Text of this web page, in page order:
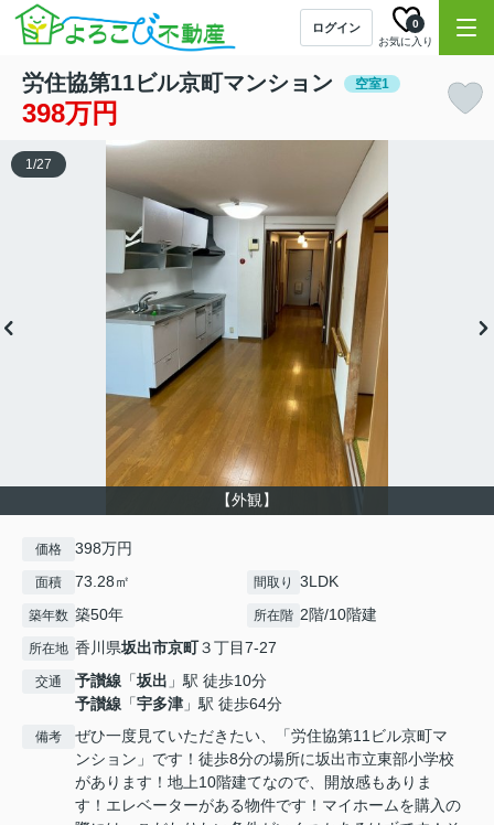
ログイン
お気に入り
0
労住協第11ビル京町マンション 空室1
398万円
【外観】
1/27
価格 398万円
面積 73.28㎡ 間取り 3LDK
築年数 築50年 所在階 2階/10階建
所在地 香川県坂出市京町３丁目7-27
交通 予讃線 「坂出 」駅 徒歩10分
予讃線 「宇多津 」駅 徒歩64分
備考
ぜひ一度見ていただきたい、「労住協第11ビル京町マ
ンション」です！徒歩8分の場所に坂出市立東部小学校
があります！地上10階建てなので、開放感もありま
す！エレベーターがある物件です！マイホームを購入の